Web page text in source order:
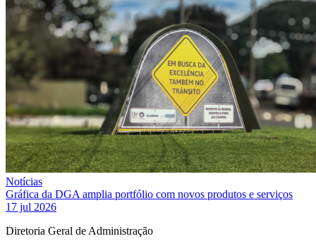
Notícias
Gráfica da DGA amplia portfólio com novos produtos e serviços
17 jul 2026
Diretoria Geral de Administração